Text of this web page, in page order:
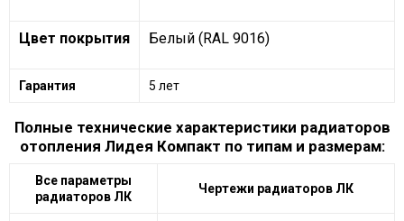
Цвет покрытия Белый (RAL 9016)
Гарантия 5 лет
Полные технические характеристики радиаторов
отопления Лидея Компакт по типам и размерам:
Все параметры
радиаторов ЛК
Чертежи радиаторов ЛК